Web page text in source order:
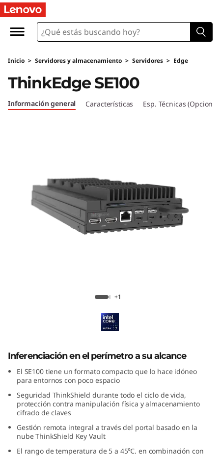
C
m
p
o
n
a
Inicio > Servidores y almacenamiento > Servidores > Edge
ThinkEdge SE100
Información general Características Esp. Técnicas
+1
Inferenciación en el perímetro a su alcance
El SE100 tiene un formato compacto que lo hace idóneo
para entornos con poco espacio
Seguridad ThinkShield durante todo el ciclo de vida,
protección contra manipulación física y almacenamiento
cifrado de claves
Gestión remota integral a través del portal basado en la
nube ThinkShield Key Vault
El rango de temperatura de 5 a 45℃. en combinación con